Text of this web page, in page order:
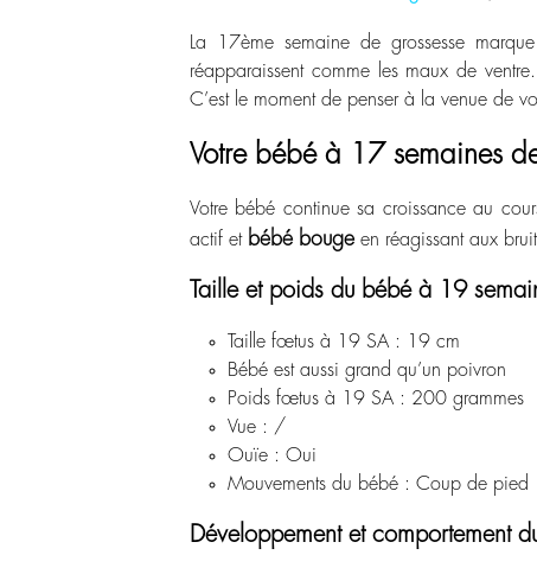
La 17èmesemaine de grossesse marque
réapparaissent comme les maux de
C’est le moment de penser à la venue de
Votre bébé à 17 semaines
Votre bébé continue sa croissance au
actif et bébé bouge en réagissant aux
Taille et poids du bébé à 19
Taille fœtus à 19 SA : 19 cm
Bébé est aussi grand qu’un poivron
Poids fœtus à 19 SA : 200 grammes
Vue : /
Ouïe : Oui
Mouvements du bébé : Coup de pied
Développement et comportement